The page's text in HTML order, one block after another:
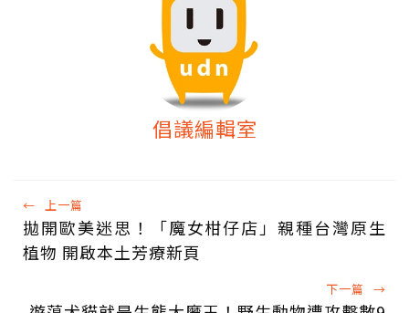
倡議編輯室
← 上一篇
拋開歐美迷思！「魔女柑仔店」親種台灣原生
植物 開啟本土芳療新頁
下一篇 →